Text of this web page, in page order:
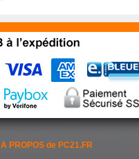
A PROPOS de PC21.FR